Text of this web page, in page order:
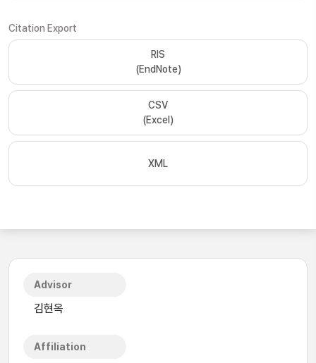
Citation Export
RIS
(EndNote)
CSV
(Excel)
XML
Advisor
김현옥
Affiliation